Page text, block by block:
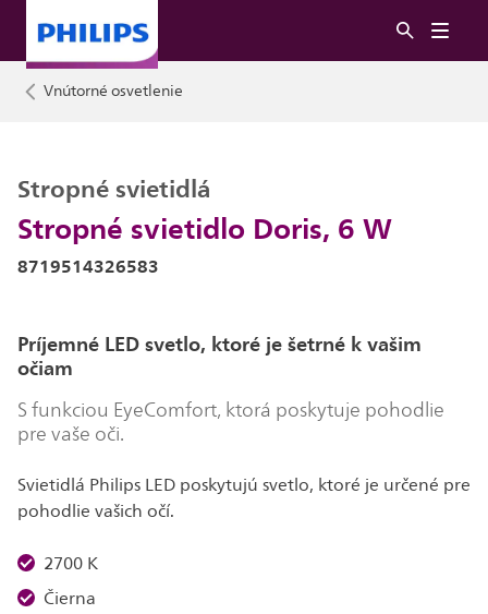
Vnútorné osvetlenie
Stropné svietidlo Doris, 6 W
Stropné svietidlá
8719514326583
Príjemné LED svetlo, ktoré je šetrné k vašim
očiam
S funkciou EyeComfort, ktorá poskytuje pohodlie
pre vaše oči.
Svietidlá Philips LED poskytujú svetlo, ktoré je určené pre
pohodlie vašich očí.
2700 K
Čierna